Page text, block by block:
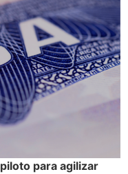
para agilizar